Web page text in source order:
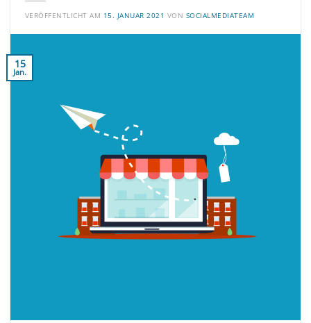
VERÖFFENTLICHT AM 15. JANUAR 2021 VON SOCIALMEDIATEAM
15
Jan.